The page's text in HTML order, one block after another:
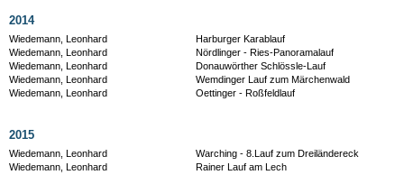
2014
Wiedemann, Leonhard
Harburger Karablauf
Wiedemann, Leonhard
Nördlinger - Ries-Panoramalauf
Wiedemann, Leonhard
Donauwörther Schlössle-Lauf
Wiedemann, Leonhard
Wemdinger Lauf zum Märchenwald
Wiedemann, Leonhard
Oettinger - Roßfeldlauf
2015
Wiedemann, Leonhard
Warching - 8.Lauf zum Dreiländereck
Wiedemann, Leonhard
Rainer Lauf am Lech